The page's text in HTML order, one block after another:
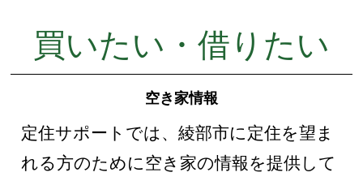
買いたい・借りたい
空き家情報
定住サポートでは、綾部市に定住を望ま
れる方のために空き家の情報を提供して